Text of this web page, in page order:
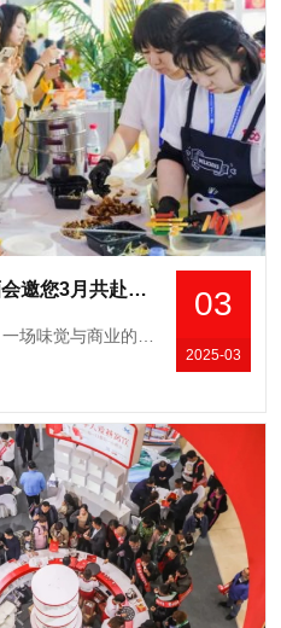
03
2025-03
2025第112届春季全国糖酒会邀您3月共赴蓉城，擘画行业新篇章